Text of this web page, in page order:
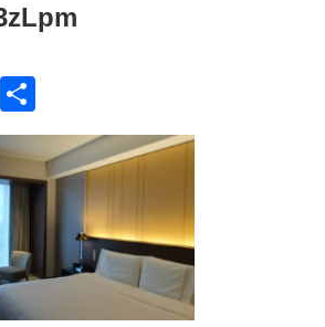
Li
有